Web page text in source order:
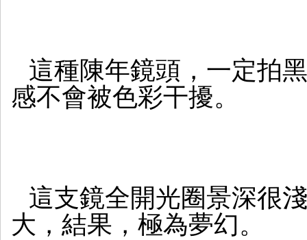
這種陳年鏡頭，一定拍
感不會被色彩干擾。
這支鏡全開光圈景深很
大，結果，極為夢幻。